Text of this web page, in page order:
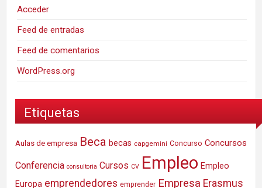
Acceder
Feed de entradas
Feed de comentarios
WordPress.org
Etiquetas
Aulas de empresa Beca becas capgemini Concurso Concursos
Conferencia consultoria Cursos CV Empleo Empleo
Europa emprendedores emprender Empresa Erasmus